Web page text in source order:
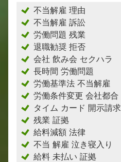
不当解雇 理由
不当解雇 訴訟
労働問題 残業
退職勧奨 拒否
会社 飲み会 セクハラ
長時間 労働問題
労働基準法 不当解雇
労働条件変更 会社都合
タイム カード 開示請求
残業 証拠
給料減額 法律
不当 解雇 泣き寝入り
給料 未払い 証拠